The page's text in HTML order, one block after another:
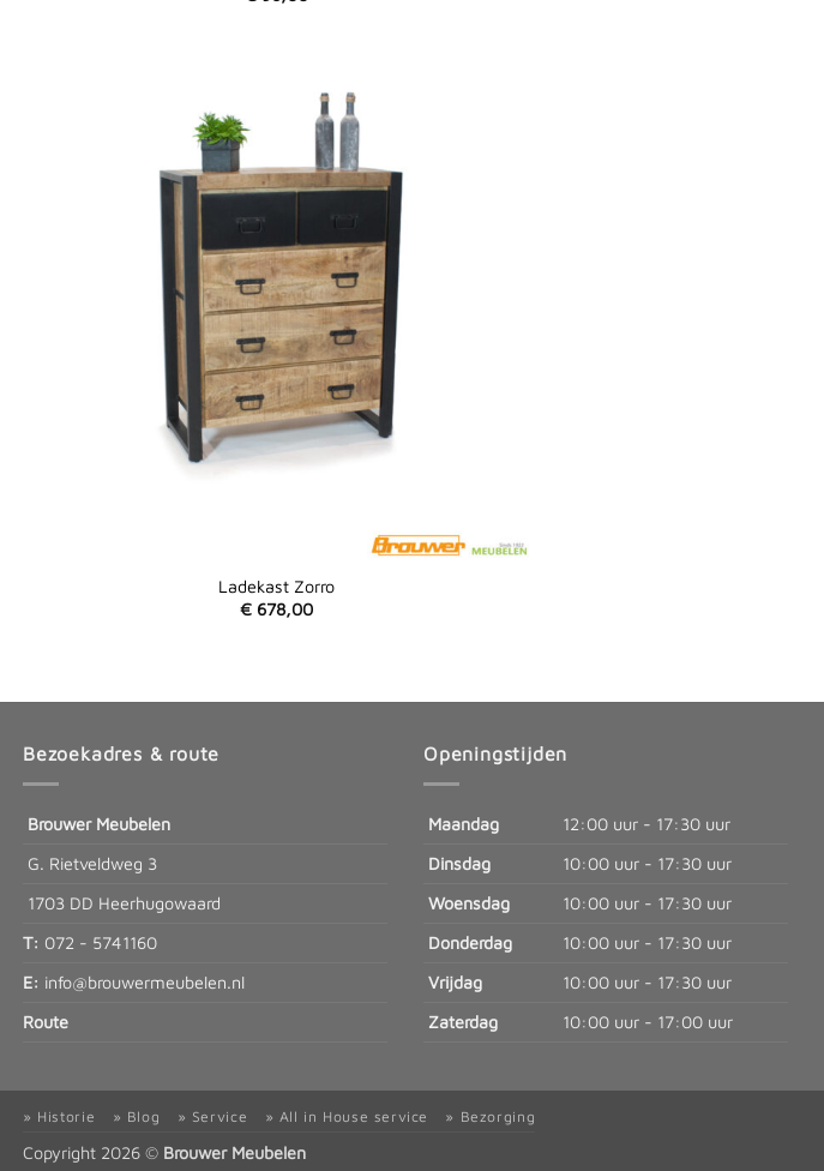
Ladekast Zorro
€678,00
Bezoekadres & route
Brouwer Meubelen
G. Rietveldweg 3
1703 DD Heerhugowaard
T: 072 - 5741160
E: info@brouwermeubelen.nl
Route
Openingstijden
Maandag
12:00 uur - 17:30 uur
Dinsdag
10:00 uur - 17:30 uur
Woensdag
10:00 uur - 17:30 uur
Donderdag
10:00 uur - 17:30 uur
Vrijdag
10:00 uur - 17:30 uur
Zaterdag
10:00 uur - 17:00 uur
» Historie » Blog » Service » All in House service » Bezorging
Copyright 2026 © Brouwer Meubelen